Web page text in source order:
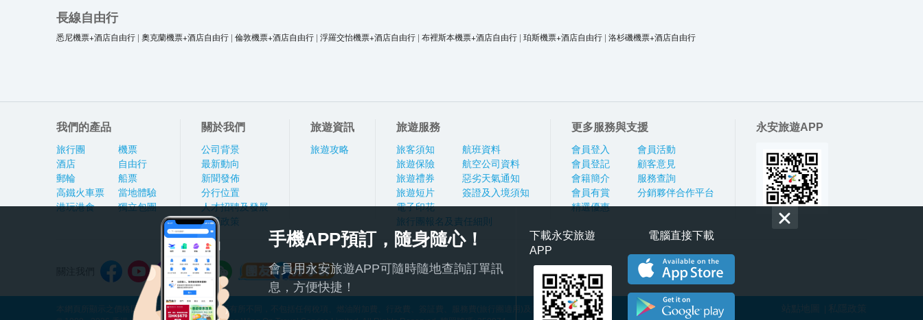
長線自由行
悉尼機票+酒店自由行 | 奧克蘭機票+酒店自由行 | 倫敦機票+酒店自由行 | 浮羅交怡機票+酒店自由行 | 布裡斯本機票+酒店自由行 | 珀斯機票+酒店自由行 | 洛杉磯機票+酒店自由行
我們的產品
旅行團
酒店
郵輪
高鐵火車票
港玩港食
機票
自由行
船票
當地體驗
獨立包團
關於我們
公司背景
最新動向
新聞發佈
分行位置
人才招聘及發展
私隱政策
旅遊資訊
旅遊攻略
旅遊服務
旅客須知
旅遊保險
旅遊禮券
旅遊短片
電子印花
航班資料
航空公司資料
惡劣天氣通知
簽證及入境須知
旅行團報名及責任細則
更多服務與支援
會員登入
會員登記
會籍簡介
會員有賞
精選優惠
會員活動
顧客意見
服務查詢
分銷夥伴合作平台
永安旅遊APP
本網頁所顯示之價格因應產品種類及出發日期而有所不同，不包括任何稅項、燃油附加費、行政費、簽証費、服務費(旅行團適用)及其他應繳費用
手機APP預訂，隨身隨心！
會員用永安旅遊APP可隨時隨地查詢訂單訊
息，方便快捷！
下載永安旅遊
APP
電腦直接下載